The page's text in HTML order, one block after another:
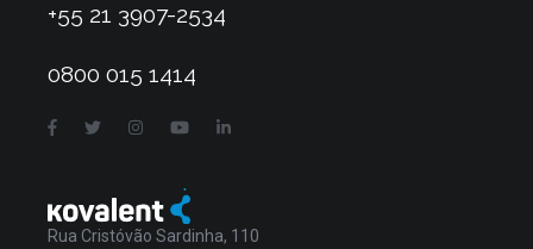
+55 21 3907-2534
0800 015 1414
Rua Cristóvão Sardinha, 110